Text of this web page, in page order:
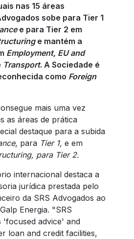
nas 15 áreas
sobe para Tier 1
e para Tier 2 em
e mantém a
Employment, EU and
Transport. A Sociedade é
como Foreign
mais uma vez
as áreas de prática
destaque para a subida
, para Tier 1, e em
para Tier 2.
internacional destaca a
jurídica prestada pelo
da SRS Advogados ao
Energia. "SRS
'focused advice' and
loan and credit facilities,